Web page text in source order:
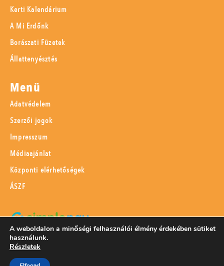
Kerti Kalendárium
A Mi Erdőnk
Borászati Füzetek
Állattenyésztés
Menü
Adatvédelem
Szerzői jogok
Impresszum
Médiaajánlat
Központi elérhetőségek
ÁSZF
SimplePay adattovábbítási nyilatkozat
A weboldalon a minőségi felhasználói élmény érdekében sütiket
használunk.
Részletek